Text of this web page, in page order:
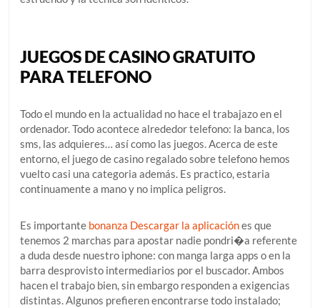
JUEGOS DE CASINO GRATUITO
PARA TELEFONO
Todo el mundo en la actualidad no hace el trabajazo en el
ordenador. Todo acontece alrededor telefono: la banca, los
sms, las adquieres… así­ como las juegos. Acerca de este
entorno, el juego de casino regalado sobre telefono hemos
vuelto casi una categoria además. Es practico, estaria
continuamente a mano y no implica peligros.
Es importante bonanza Descargar la aplicaciónes que
tenemos 2 marchas para apostar nadie pondri�a referente
a duda desde nuestro iphone: con manga larga apps o en la
barra desprovisto intermediarios por el buscador. Ambos
hacen el trabajo bien, sin embargo responden a exigencias
distintas. Algunos prefieren encontrarse todo instalado;